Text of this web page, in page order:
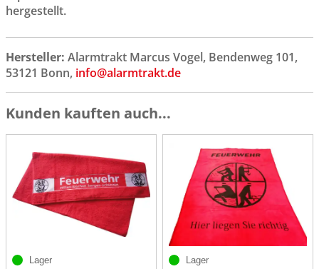
hergestellt.
Hersteller: Alarmtrakt Marcus Vogel, Bendenweg 101,
53121 Bonn, info@alarmtrakt.de
Kunden kauften auch...
Lager Lager